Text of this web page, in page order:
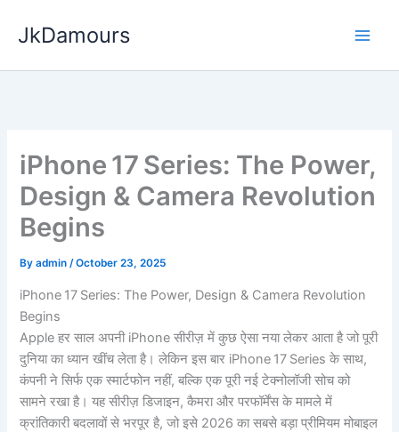
JkDamours
iPhone 17 Series: The Power,
Design & Camera Revolution
Begins
Byadmin/October 23, 2025
iPhone 17 Series: The Power, Design & Camera Revolution
Begins
Apple हर साल अपनी iPhone सीरीज़ में कुछ ऐसा नया लेकर आता है जो पूरी
दुनिया का ध्यान खींच लेता है। लेकिन इस बार iPhone 17 Series के साथ,
कंपनी ने सिर्फ एक स्मार्टफोन नहीं, बल्कि एक पूरी नई टेक्नोलॉजी सोच को
सामने रखा है। यह सीरीज़ डिजाइन, कैमरा और परफॉर्मेंस के मामले में
क्रांतिकारी बदलावों से भरपूर है, जो इसे 2026 का सबसे बड़ा प्रीमियम मोबाइल